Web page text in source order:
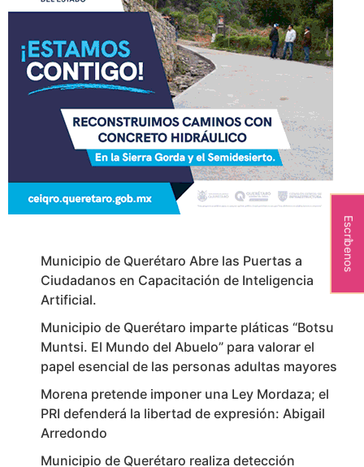
Municipio de Querétaro Abre las Puertas a
Ciudadanos en Capacitación de Inteligencia
Artificial.
Municipio de Querétaro imparte pláticas “Botsu
Muntsi. El Mundo del Abuelo” para valorar el
papel esencial de las personas adultas mayores
Morena pretende imponer una Ley Mordaza; el
PRI defenderá la libertad de expresión: Abigail
Arredondo
Municipio de Querétaro realiza detección
Escríbenos